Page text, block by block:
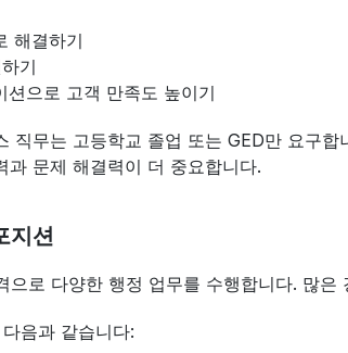
해결하기
기
션으로 고객 만족도 높이기
직무는 고등학교 졸업 또는 GED만 요구
과 문제 해결력이 더 중요합니다.
지션
으로 다양한 행정 업무를 수행합니다. 많
음과 같습니다: